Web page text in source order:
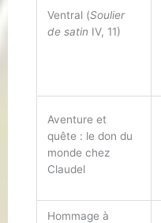
Ventral (Soulier
de satin IV, 11)
Aventure et
quête : le don du
monde chez
Claudel
Hommage à